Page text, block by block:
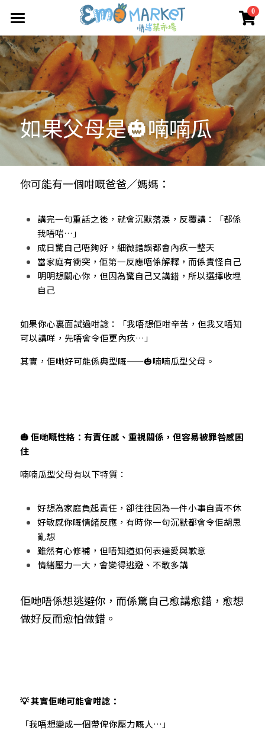
0
圖冊
Emo 商店
所有商品分類
情緒蔬菜小伙伴
關於我們
我們的服務
媒體報導
合作機構
搜索
如果父母是🎃喃喃瓜
你可能有一個咁嘅爸爸／媽媽：
講完一句重話之後，就會沉默落淚，反覆講：「都係
我唔啱…」
成日驚自己唔夠好，細微錯誤都會內疚一整天
當家庭有衝突，佢第一反應唔係解釋，而係責怪自己
明明想關心你，但因為驚自己又講錯，所以選擇收埋
自己
如果你心裏面試過咁諗：「我唔想佢咁辛苦，但我又唔知
可以講咩，先唔會令佢更內疚…」
其實，佢哋好可能係典型嘅——🎃喃喃瓜型父母。
🎃 佢哋嘅性格：有責任感、重視關係，但容易被罪咎感困
住
喃喃瓜型父母有以下特質：
好想為家庭負起責任，卻往往因為一件小事自責不休
好敏感你嘅情緒反應，有時你一句沉默都會令佢胡思
亂想
雖然有心修補，但唔知道如何表達愛與歉意
情緒壓力一大，會變得逃避、不敢多講
佢哋唔係想逃避你，而係驚自己愈講愈錯，愈想
做好反而愈怕做錯。
💡 其實佢哋可能會咁諗：
「我唔想變成一個帶俾你壓力嘅人…」
×
商品分類
所有商品分類